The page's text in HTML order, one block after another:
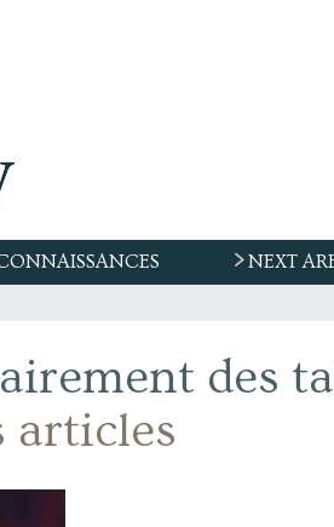
NEXT
des
articles